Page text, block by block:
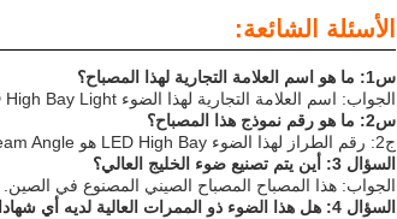
الأسئلة الشائعة:
س1: ما هو اسم العلامة التجارية لهذا المصباح؟
الجواب: اسم العلامة التجارية لهذا الضوء LED High Bay Light هو Goldenlux.
س2: ما هو رقم نموذج هذا المصباح؟
ج2: رقم الطراز لهذا الضوء LED High Bay هو J-Series Rectangular Beam Angle.
السؤال 3: أين يتم تصنيع ضوء الخليج العالي؟
الجواب: هذا المصباح المصباح الصيني المصنوع في الصين.
السؤال 4: هل هذا الضوء ذو الممرات العالية لديه أي شهادات؟